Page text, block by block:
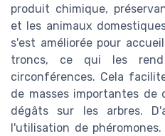
produit chimique,
et les animaux
s'est améliorée pour
troncs, ce qui les rend
circonférences. Cela
de masses importantes
dégâts sur les arbres.
l'utilisation de